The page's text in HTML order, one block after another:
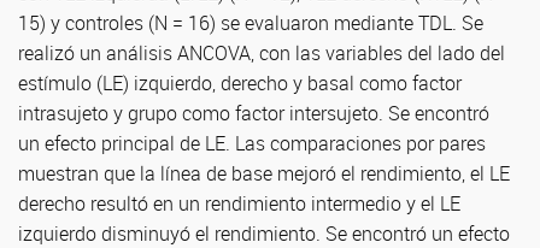
15) y controles (N = 16) se evaluaron mediante TDL. Se
realizó un análisis ANCOVA, con las variables del lado del
estímulo (LE) izquierdo, derecho y basal como factor
intrasujeto y grupo como factor intersujeto. Se encontró
un efecto principal de LE. Las comparaciones por pares
muestran que la línea de base mejoró el rendimiento, el LE
derecho resultó en un rendimiento intermedio y el LE
izquierdo disminuyó el rendimiento. Se encontró un efecto